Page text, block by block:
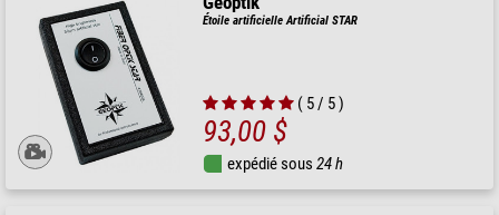
Étoile artificielle Artificial STAR
( 5 / 5 )
93,00 $
expédié sous24 h